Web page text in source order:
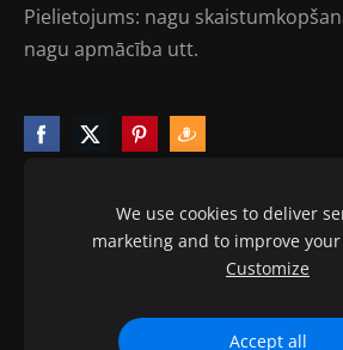
Pielietojums: nagu
nagu apmācība utt.
Sīkdatnes
© 2010-2020 ptb.lv visas
We use cookies to deliver
marketing and to improve
Customize
Accept all